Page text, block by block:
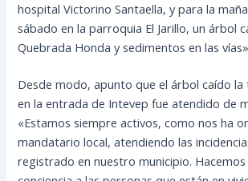
hospital Victorino Santaella, y para la
sábado en la parroquia El Jarillo, un árbol
Quebrada Honda y sedimentos en las
Desde modo, apunto que el árbol caído la
en la entrada de Intevep fue atendido de
«Estamos siempre activos, como nos ha
mandatario local, atendiendo las
registrado en nuestro municipio.